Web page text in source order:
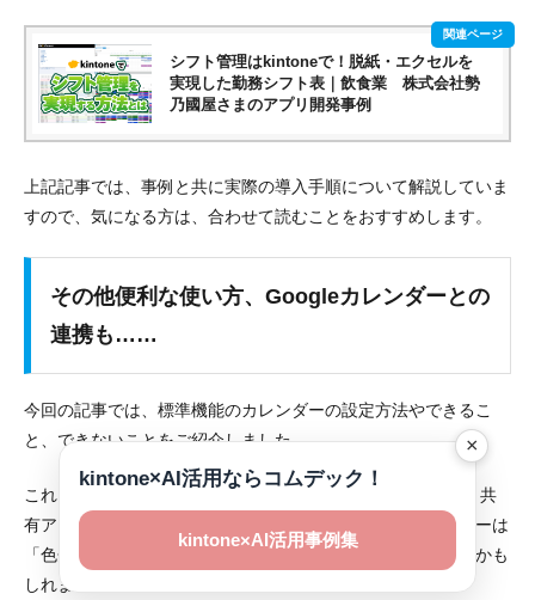
シフト管理はkintoneで！脱紙・エクセルを
実現した勤務シフト表｜飲食業 株式会社勢
乃國屋さまのアプリ開発事例
上記記事では、事例と共に実際の導入手順について解説していま
すので、気になる方は、合わせて読むことをおすすめします。
その他便利な使い方、Googleカレンダーとの
連携も……
今回の記事では、標準機能のカレンダーの設定方法やできるこ
と、できないことをご紹介しました。
これまでGoogleカレンダーやそのほかのスケジュール管理・共
有アプリを利用していた方からすると、標準機能のカレンダーは
「色分けもできないしちょっと物足りない…」
と感じられるかも
しれません。
×
kintone×AI活用ならコムデック！
kintone×AI活用事例集